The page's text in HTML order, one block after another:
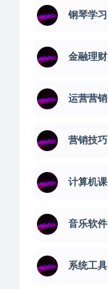
钢琴学习
金融理财
运营营销
营销技巧
计算机课
音乐软件
系统工具